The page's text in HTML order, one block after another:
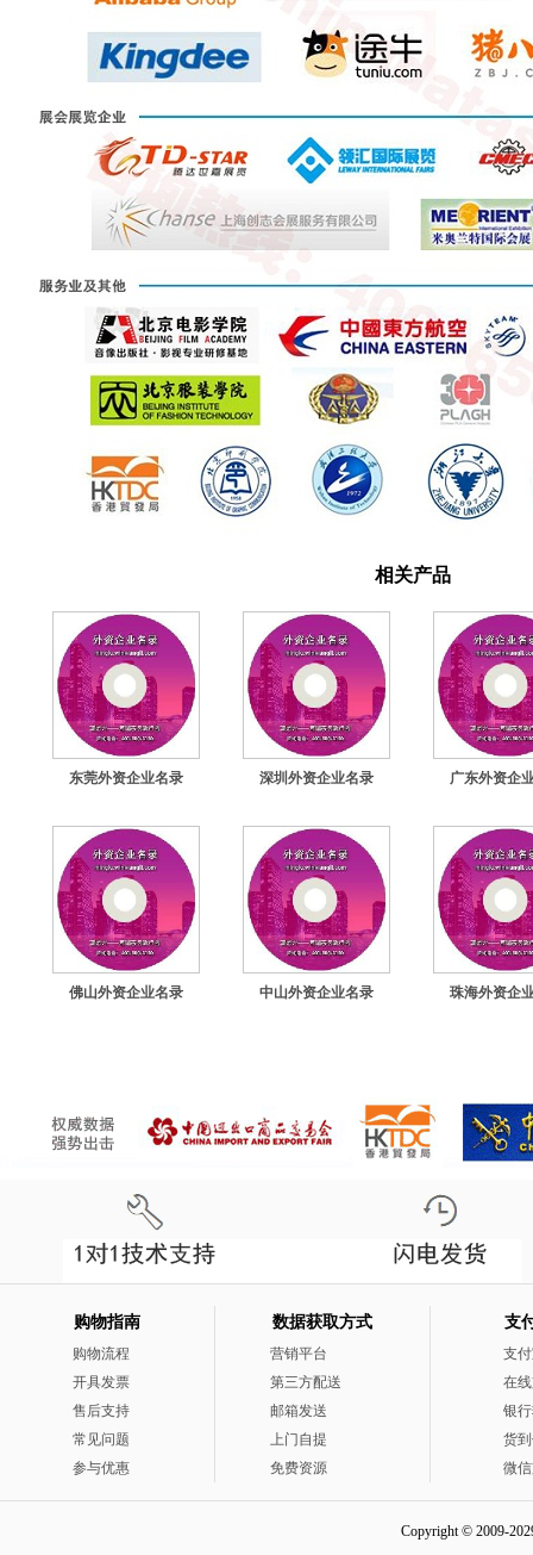
相关产品
东莞外资企业名录 深圳外资企业名录 广东外资企
佛山外资企业名录 中山外资企业名录 珠海外资企
购物指南
购物流程
开具发票
售后支持
常见问题
参与优惠
数据获取方式
营销平台
第三方配送
邮箱发送
上门自提
免费资源
支
支
在
银
货
微
Copyright © 2009-